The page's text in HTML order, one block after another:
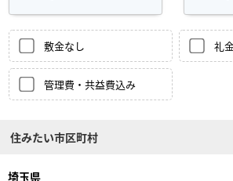
敷金なし 礼
管理費・共益費込み
住みたい市区町村
埼玉県